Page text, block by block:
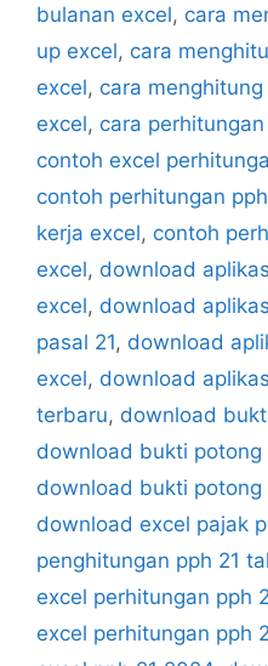
bulanan excel, cara
up excel, cara
excel, cara
excel, cara
contoh excel
contoh perhitungan
kerja excel, contoh
excel, download
excel, download
pasal 21, download
excel, download
terbaru, download
download bukti potong
download bukti
download excel pajak
penghitungan pph 21
excel perhitungan pph
excel perhitungan pph